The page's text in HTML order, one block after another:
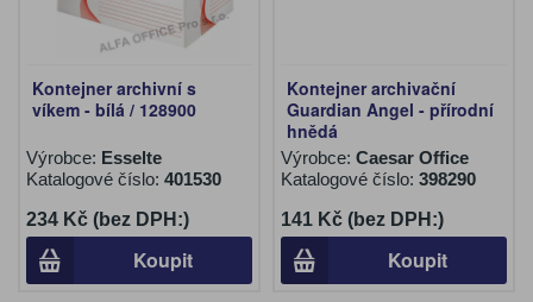
Kontejner archivní s
víkem - bílá / 128900
Výrobce: Esselte
Katalogové číslo: 401530
234 Kč (bez DPH:)
Koupit
Kontejner archivační
Guardian Angel - přírodní
hnědá
Výrobce: Caesar Office
Katalogové číslo: 398290
141 Kč (bez DPH:)
Koupit